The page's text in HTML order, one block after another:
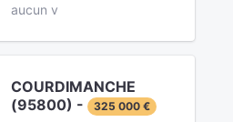
aucun v
COURDIMANCHE
(95800) -
325 000 €